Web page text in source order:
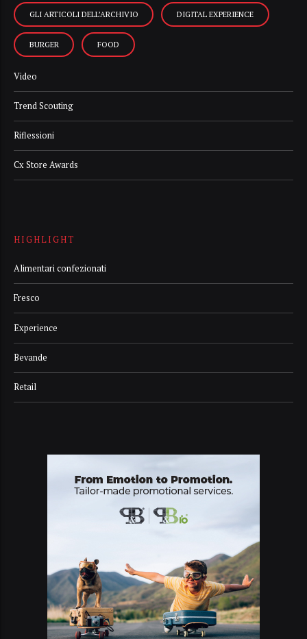
GLI ARTICOLI DELL’ARCHIVIO DIGITAL EXPERIENCE
BURGER FOOD
Video
Trend Scouting
Riflessioni
Cx Store Awards
HIGHLIGHT
Alimentari confezionati
Fresco
Experience
Bevande
Retail